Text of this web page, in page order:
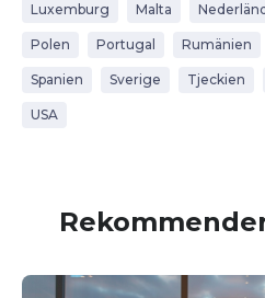
Luxemburg Malta
Polen Portugal Rumänien
Spanien Sverige Tjeckien
USA